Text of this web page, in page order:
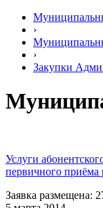
›
›
Закупки
Услуги
первичного приёма
Заявка размещена: